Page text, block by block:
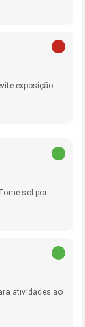
exposição
sol por
atividades ao